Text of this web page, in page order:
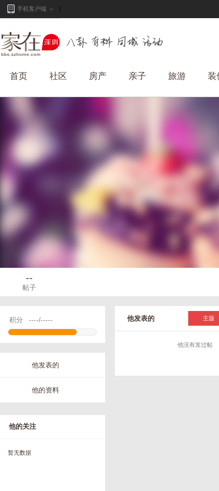
手机客户端
首页 社区 房产 亲子 旅游 装
--
帖子
积分 ----/-----
他发表的
他的资料
他的关注
暂无数据
他发表的 主版
他没有发过帖